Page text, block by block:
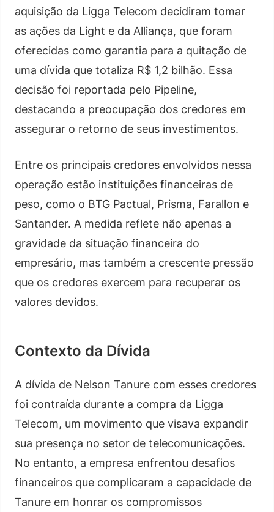
aquisição da Ligga Telecom decidiram tomar
as ações da Light e da Alliança, que foram
oferecidas como garantia para a quitação de
uma dívida que totaliza R$ 1,2 bilhão. Essa
decisão foi reportada pelo Pipeline,
destacando a preocupação dos credores em
assegurar o retorno de seus investimentos.
Entre os principais credores envolvidos nessa
operação estão instituições financeiras de
peso, como o BTG Pactual, Prisma, Farallon e
Santander. A medida reflete não apenas a
gravidade da situação financeira do
empresário, mas também a crescente pressão
que os credores exercem para recuperar os
valores devidos.
Contexto da Dívida
A dívida de Nelson Tanure com esses credores
foi contraída durante a compra da Ligga
Telecom, um movimento que visava expandir
sua presença no setor de telecomunicações.
No entanto, a empresa enfrentou desafios
financeiros que complicaram a capacidade de
Tanure em honrar os compromissos